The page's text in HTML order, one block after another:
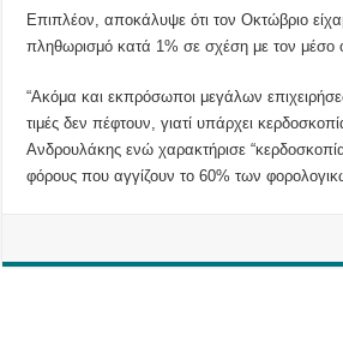
Επιπλέον, αποκάλυψε ότι τον Οκτώβριο
πληθωρισμό κατά 1% σε σχέση με τον μέσο
“Ακόμα και εκπρόσωποι μεγάλων
τιμές δεν πέφτουν, γιατί υπάρχει
Ανδρουλάκης ενώ χαρακτήρισε
φόρους που αγγίζουν το 60% των